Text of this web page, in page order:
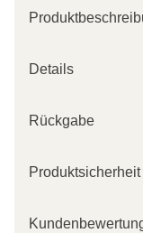
Details
Rückgabe
Produktsicherheit